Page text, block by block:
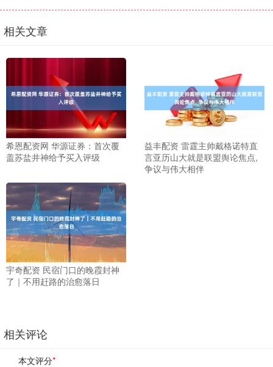
相关文章
希恩配资网 华源证券：首次覆
盖苏盐井神给予买入评级
益丰配资 雷霆主帅戴格诺特直
言亚历山大就是联盟舆论焦点,
争议与伟大相伴
宇奇配资 民宿门口的晚霞封神
了｜不用赶路的治愈落日
相关评论
本文评分*